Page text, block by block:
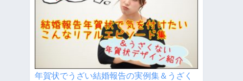
年賀状でうざい結婚報告の実例集＆うざく